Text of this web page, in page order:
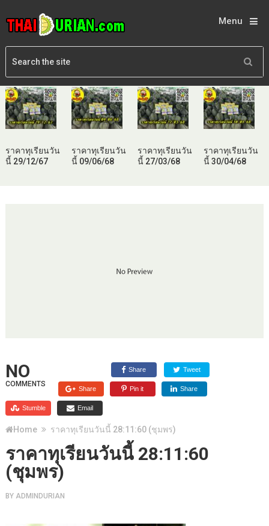
Menu
ราคาทุเรียนวัน
นี้ 29/12/67
ราคาทุเรียนวัน
นี้ 09/06/68
ราคาทุเรียนวัน
นี้ 27/03/68
ราคาทุเรียนวัน
นี้ 30/04/68
NO
COMMENTS
Share Tweet
Share Pin it Share
Stumble Email
Home ราคาทุเรียนวันนี้ 28:11:60 (ชุมพร)
ราคาทุเรียนวันนี้ 28:11:60
(ชุมพร)
BY ADMINDURIAN